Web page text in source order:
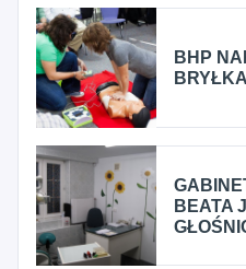
BHP
BRYŁKA
BEATA